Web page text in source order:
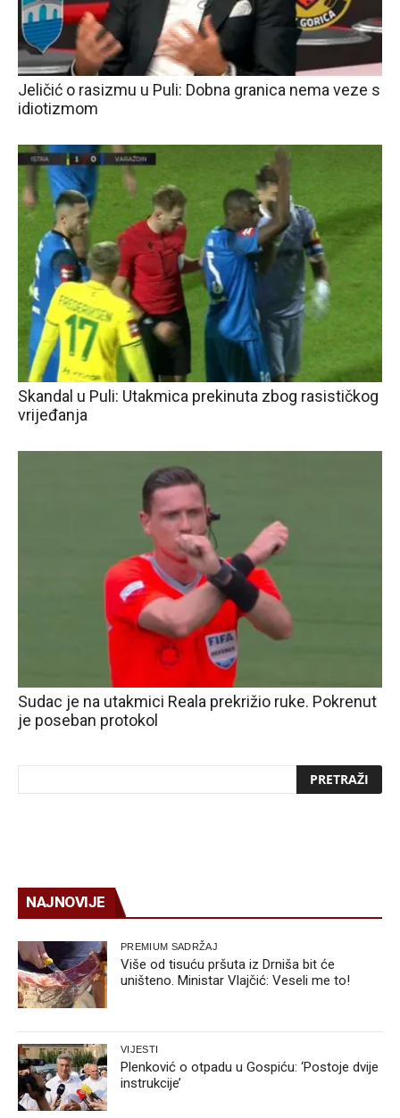
Jeličić o rasizmu u Puli: Dobna granica nema veze s
idiotizmom
Skandal u Puli: Utakmica prekinuta zbog rasističkog
vrijeđanja
Sudac je na utakmici Reala prekrižio ruke. Pokrenut
je poseban protokol
NAJNOVIJE
PREMIUM SADRŽAJ
Više od tisuću pršuta iz Drniša bit će
uništeno. Ministar Vlajčić: Veseli me to!
VIJESTI
Plenković o otpadu u Gospiću: ‘Postoje dvije
instrukcije’